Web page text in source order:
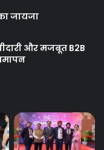
जायजा
और मजबूत B2B